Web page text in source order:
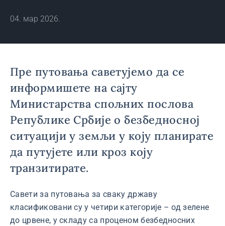
04. мар 2026.
Пре путовања саветујемо да се
информишете на сајту
Министарства спољних послова
Републике Србије о безбедносној
ситуацији у земљи у коју планирате
да путујете или кроз коју
транзитирате.
Савети за путовања за сваку државу
класификовани су у четири категорије – од зелене
до црвене, у складу са проценом безбедносних